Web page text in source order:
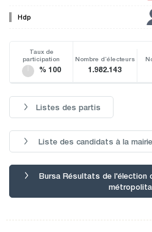
Hdp
Taux de
participation
% 100
Nombre d’électeurs
1.982.143
Listes des partis
Liste des candidats à la mairie
Bursa Résultats de l'élection